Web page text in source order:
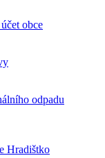
obce
odpadu
Hradištko